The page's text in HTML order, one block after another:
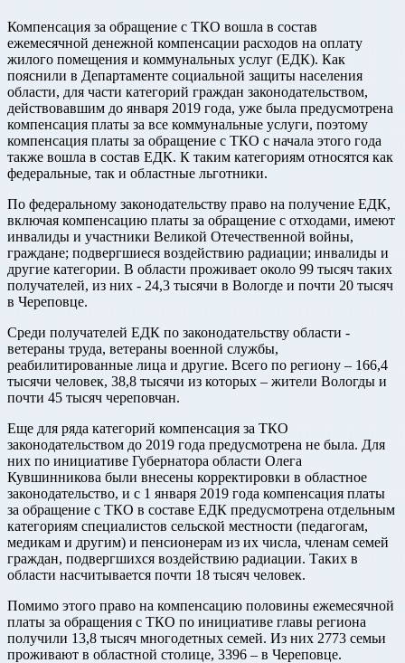
Компенсация за обращение с ТКО вошла в состав
ежемесячной денежной компенсации расходов на оплату
жилого помещения и коммунальных услуг (ЕДК). Как
пояснили в Департаменте социальной защиты населения
области, для части категорий граждан законодательством,
действовавшим до января 2019 года, уже была предусмотрена
компенсация платы за все коммунальные услуги, поэтому
компенсация платы за обращение с ТКО с начала этого года
также вошла в состав ЕДК. К таким категориям относятся как
федеральные, так и областные льготники.
По федеральному законодательству право на получение ЕДК,
включая компенсацию платы за обращение с отходами, имеют
инвалиды и участники Великой Отечественной войны,
граждане; подвергшиеся воздействию радиации; инвалиды и
другие категории. В области проживает около 99 тысяч таких
получателей, из них - 24,3 тысячи в Вологде и почти 20 тысяч
в Череповце.
Среди получателей ЕДК по законодательству области -
ветераны труда, ветераны военной службы,
реабилитированные лица и другие. Всего по региону – 166,4
тысячи человек, 38,8 тысячи из которых – жители Вологды и
почти 45 тысяч череповчан.
Еще для ряда категорий компенсация за ТКО
законодательством до 2019 года предусмотрена не была. Для
них по инициативе Губернатора области Олега
Кувшинникова были внесены корректировки в областное
законодательство, и с 1 января 2019 года компенсация платы
за обращение с ТКО в составе ЕДК предусмотрена отдельным
категориям специалистов сельской местности (педагогам,
медикам и другим) и пенсионерам из их числа, членам семей
граждан, подвергшихся воздействию радиации. Таких в
области насчитывается почти 18 тысяч человек.
Помимо этого право на компенсацию половины ежемесячной
платы за обращения с ТКО по инициативе главы региона
получили 13,8 тысяч многодетных семей. Из них 2773 семьи
проживают в областной столице, 3396 – в Череповце.